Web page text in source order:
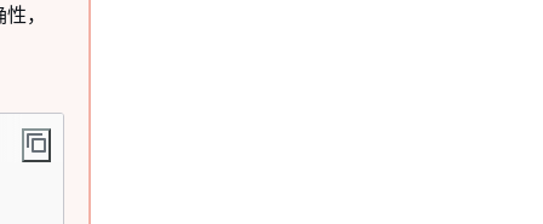
，